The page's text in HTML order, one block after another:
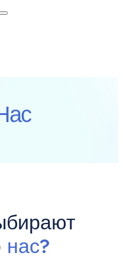
нас?